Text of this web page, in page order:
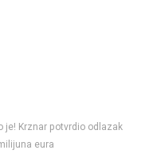
je! Krznar potvrdio odlazak
eura